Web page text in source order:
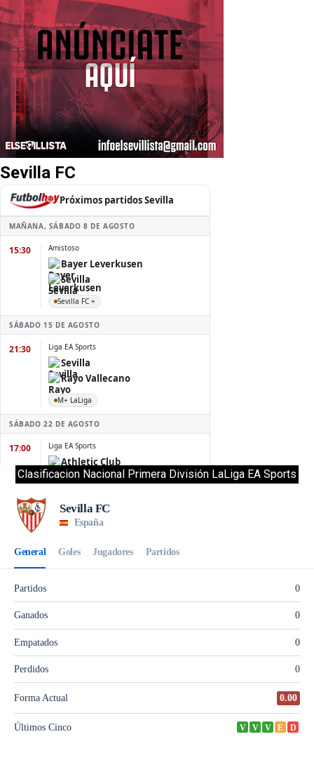
Sevilla FC
Clasificacion Nacional Primera División LaLiga EA Sports